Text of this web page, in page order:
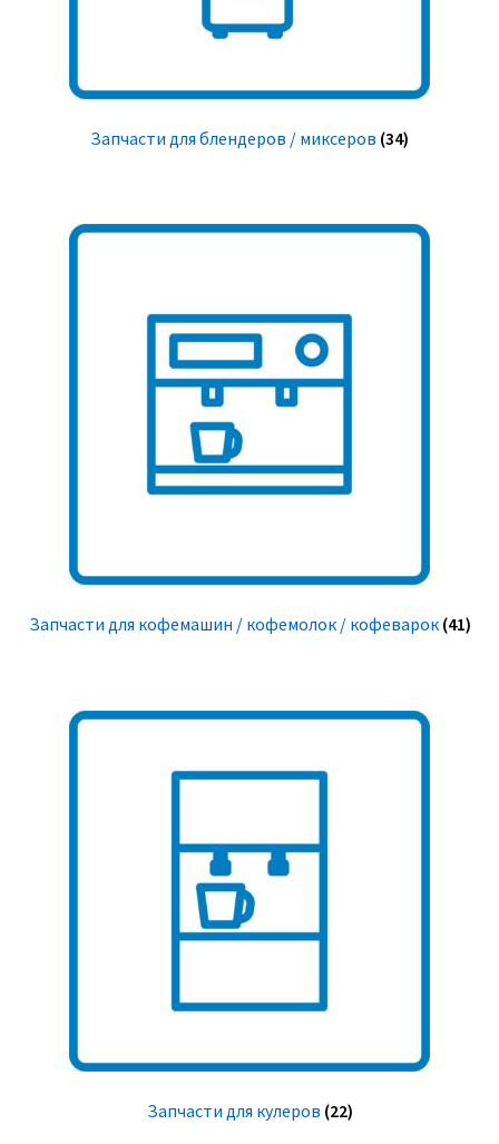
Запчасти для блендеров / миксеров (34)
Запчасти для кофемашин / кофемолок / кофеварок (41)
Запчасти для кулеров (22)